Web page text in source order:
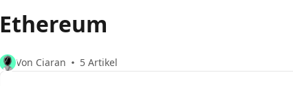
Ethereum
Von Ciaran 5 Artikel